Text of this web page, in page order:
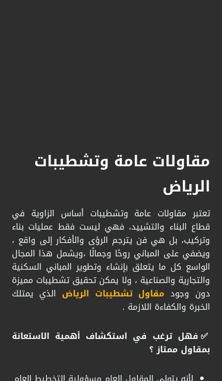
مقاولات عامة وتشطيبات
الرياض
تعتبر مقاولات عامة وتشطيبات أساس الزاوية في
قطاع البناء والتشييد، فهي ليست فقط عمليات بناء
وتركيب، بل هي فن يترجم الرؤى والأفكار إلى واقع ،
ويضفي على المباني روحًا وجمالًا ،ويشمل هذا المجال
الواسع كل ما يتعلق بإنشاء وتطوير المباني السكنية
والتجارية والصناعية ، ولا يمكن تحقيق تشطيبات مميزة
دون وجود مقاول تشطيبات الرياض الذي يمتلك
الخبرة والكفاءة اللازمة .
​✅فهل ترغب في استكشاف أهمية الاستعانة
بمقاول ممتاز ؟